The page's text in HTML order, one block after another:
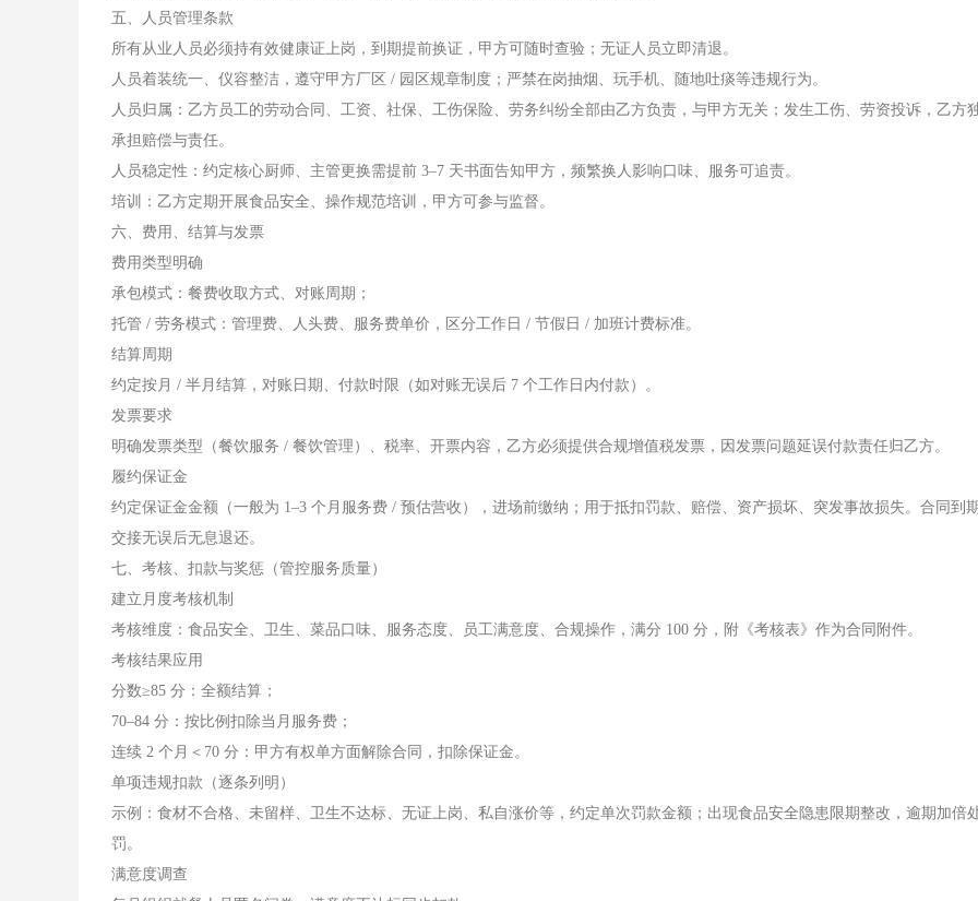
五、人员管理条款
所有从业人员必须持有效健康证上岗，到期提前换证，甲方可随时查验；无证人员立即清退。
人员着装统一、仪容整洁，遵守甲方厂区 / 园区规章制度；严禁在岗抽烟、玩手机、随地吐痰等违规行为。
人员归属：乙方员工的劳动合同、工资、社保、工伤保险、劳务纠纷全部由乙方负责，与甲方无关；发生工伤、劳资投诉，乙方
承担赔偿与责任。
人员稳定性：约定核心厨师、主管更换需提前 3–7 天书面告知甲方，频繁换人影响口味、服务可追责。
培训：乙方定期开展食品安全、操作规范培训，甲方可参与监督。
六、费用、结算与发票
费用类型明确
承包模式：餐费收取方式、对账周期；
托管 / 劳务模式：管理费、人头费、服务费单价，区分工作日 / 节假日 / 加班计费标准。
结算周期
约定按月 / 半月结算，对账日期、付款时限（如对账无误后 7 个工作日内付款）。
发票要求
明确发票类型（餐饮服务 / 餐饮管理）、税率、开票内容，乙方必须提供合规增值税发票，因发票问题延误付款责任归乙方。
履约保证金
约定保证金金额（一般为 1–3 个月服务费 / 预估营收），进场前缴纳；用于抵扣罚款、赔偿、资产损坏、突发事故损失。合同到
交接无误后无息退还。
七、考核、扣款与奖惩（管控服务质量）
建立月度考核机制
考核维度：食品安全、卫生、菜品口味、服务态度、员工满意度、合规操作，满分 100 分，附《考核表》作为合同附件。
考核结果应用
分数≥85 分：全额结算；
70–84 分：按比例扣除当月服务费；
连续 2 个月＜70 分：甲方有权单方面解除合同，扣除保证金。
单项违规扣款（逐条列明）
示例：食材不合格、未留样、卫生不达标、无证上岗、私自涨价等，约定单次罚款金额；出现食品安全隐患限期整改，逾期加倍
罚。
满意度调查